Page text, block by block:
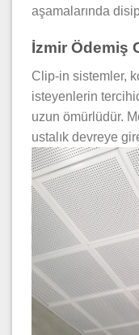
aşamalarında
İzmir Ödemiş
Clip-in sistemler,
isteyenlerin
uzun ömürlüdür.
ustalık devreye